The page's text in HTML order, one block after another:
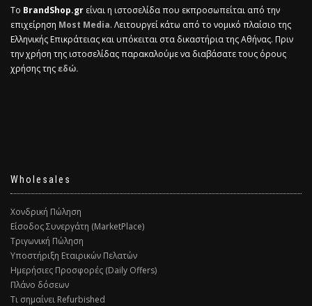
Το BrandShop.gr είναι η ιστοσελίδα που εκπροσωπείται από την
επιχείρηση Most Media. Λειτουργεί κάτω από το νομικό πλαίσιο της
Ελληνικής Επικράτειας και υπόκειται στα δικαστήρια της Αθήνας. Πριν
την χρήση της ιστοσελίδας παρακαλούμε να διαβάσατε τους όρους
χρήσης τηςεδώ.
Wholesales
Χονδρική Πώληση
Είσοδος Συνεργάτη (MarketPlace)
Τριγωνική Πώληση
Υποστήριξη Εταιρικών Πελατών
Ημερήσιες Προσφορές (Daily Offers)
Πλάνο δόσεων
Τι σημαίνει Refurbished